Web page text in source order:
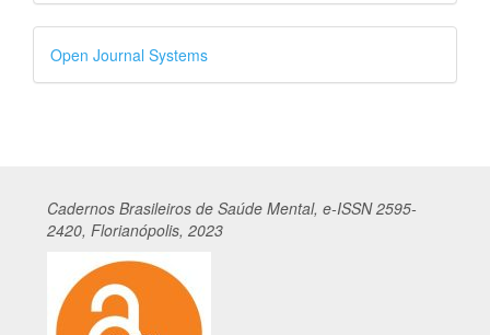
Desenvolvido
por
Open Journal Systems
Cadernos Brasileiros de Saúde Mental, e-ISSN 2595-
2420, Florianópolis, 2023